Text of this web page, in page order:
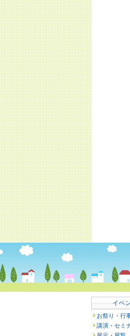
イベ
お祭り・行
講演・セミ